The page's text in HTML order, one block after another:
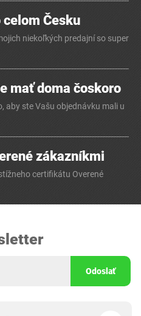
celom Česku
niekoľkých predajní so super
mať doma čoskoro
aby ste Vašu objednávku mali u
zákazníkmi
certifikátu Overené
Odoslať